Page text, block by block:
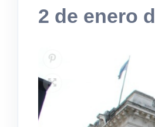
2 de enero